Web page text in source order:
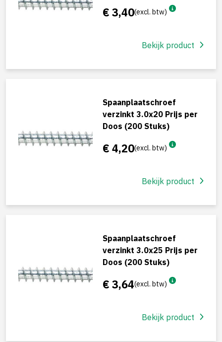
€ 3,40(excl. btw)
Bekijk product
Spaanplaatschroef
verzinkt 3.0x20 Prijs per
Doos (200 Stuks)
€ 4,20(excl. btw)
Bekijk product
Spaanplaatschroef
verzinkt 3.0x25 Prijs per
Doos (200 Stuks)
€ 3,64(excl. btw)
Bekijk product